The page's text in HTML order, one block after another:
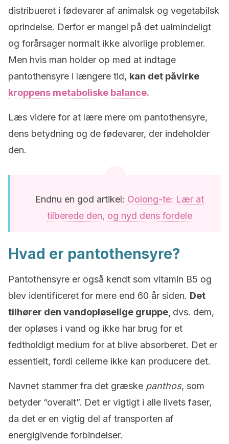
distribueret i fødevarer af animalsk og vegetabilsk
oprindelse. Derfor er mangel på det ualmindeligt
og forårsager normalt ikke alvorlige problemer.
Men hvis man holder op med at indtage
pantothensyre i længere tid, kan det påvirke
kroppens metaboliske balance.
Læs videre for at lære mere om pantothensyre,
dens betydning og de fødevarer, der indeholder
den.
Endnu en god artikel: Oolong-te: Lær at
tilberede den, og nyd dens fordele
Hvad er pantothensyre?
Pantothensyre er også kendt som vitamin B5 og
blev identificeret for mere end 60 år siden. Det
tilhører den vandopløselige gruppe, dvs. dem,
der opløses i vand og ikke har brug for et
fedtholdigt medium for at blive absorberet. Det er
essentielt, fordi cellerne ikke kan producere det.
Navnet stammer fra det græske panthos, som
betyder “overalt”. Det er vigtigt i alle livets faser,
da det er en vigtig del af transporten af
energigivende forbindelser.